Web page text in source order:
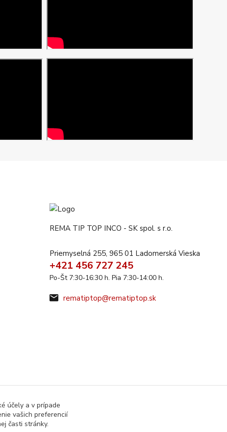
REMA TIP TOP INCO - SK spol. s r.o.
Priemyselná 255, 965 01 Ladomerská Vieska
+421 456 727 245
Po-Št 7:30-16:30 h. Pia 7:30-14:00 h.
rematiptop@rematiptop.sk
účely a v prípade
vašich preferencií
časti stránky.